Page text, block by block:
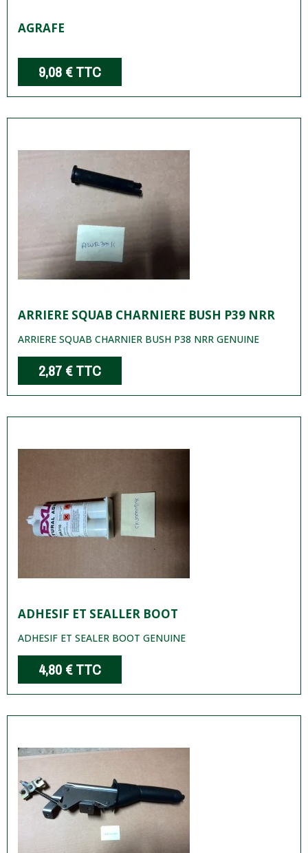
AGRAFE
9,08 €TTC
ARRIERE SQUAB CHARNIERE BUSH P39 NRR
ARRIERE SQUAB CHARNIER BUSH P38 NRR GENUINE
2,87 €TTC
ADHESIF ET SEALLER BOOT
ADHESIF ET SEALER BOOT GENUINE
4,80 €TTC